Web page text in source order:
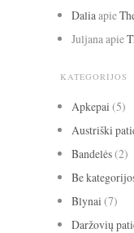
Dalia apie
Juljana apie
KATEGORIJOS
Apkepai (5)
Austriški
Bandelės(2)
Be
Blynai (7)
Daržovių